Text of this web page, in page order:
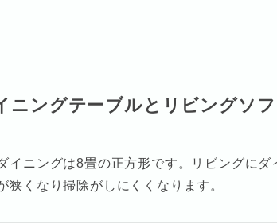
ニングテーブルとリビングソ
イニングは8畳の正方形です。リビングに
狭くなり掃除がしにくくなります。